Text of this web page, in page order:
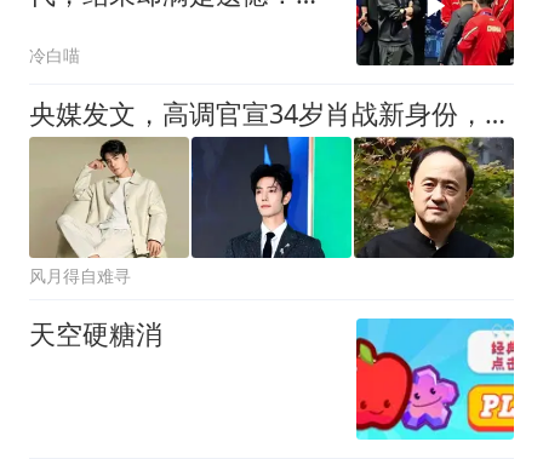
冷白喵
央媒发文，高调官宣34岁肖战新身份，与杨紫恋情传闻早水落石出
风月得自难寻
天空硬糖消